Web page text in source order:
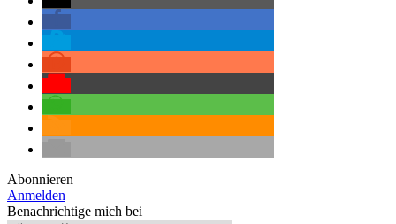
Abonnieren
Anmelden
Benachrichtige mich bei